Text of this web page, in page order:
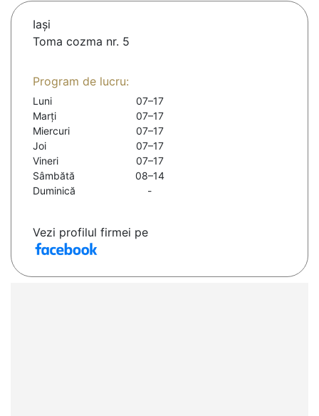
Iaşi
Toma cozma nr. 5
Program de lucru:
Luni
07–17
Marți
07–17
Miercuri
07–17
Joi
07–17
Vineri
07–17
Sâmbătă
08–14
Duminică
-
Vezi profilul firmei pe